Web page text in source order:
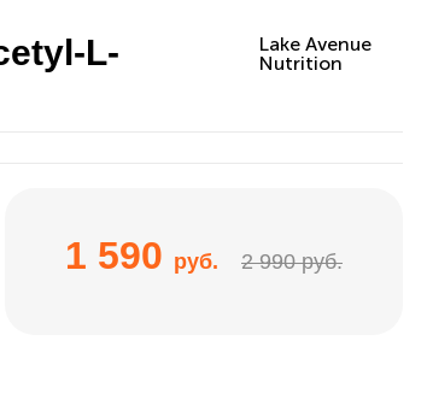
L-
Lake Avenue
Nutrition
1 590 руб. 2 990 руб.